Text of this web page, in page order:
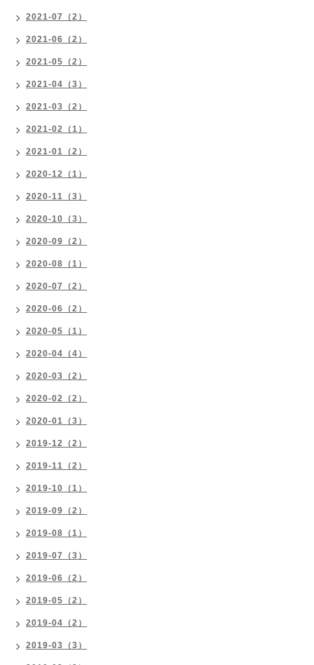
2021-07（2）
2021-06（2）
2021-05（2）
2021-04（3）
2021-03（2）
2021-02（1）
2021-01（2）
2020-12（1）
2020-11（3）
2020-10（3）
2020-09（2）
2020-08（1）
2020-07（2）
2020-06（2）
2020-05（1）
2020-04（4）
2020-03（2）
2020-02（2）
2020-01（3）
2019-12（2）
2019-11（2）
2019-10（1）
2019-09（2）
2019-08（1）
2019-07（3）
2019-06（2）
2019-05（2）
2019-04（2）
2019-03（3）